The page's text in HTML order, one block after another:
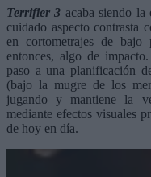
Terrifier 3 acaba siendo la
cuidado aspecto contrasta
en cortometrajes de bajo
entonces, algo de
paso a una planificación
(bajo la mugre de los
jugando y mantiene la
mediante efectos visuales
de hoy en día.